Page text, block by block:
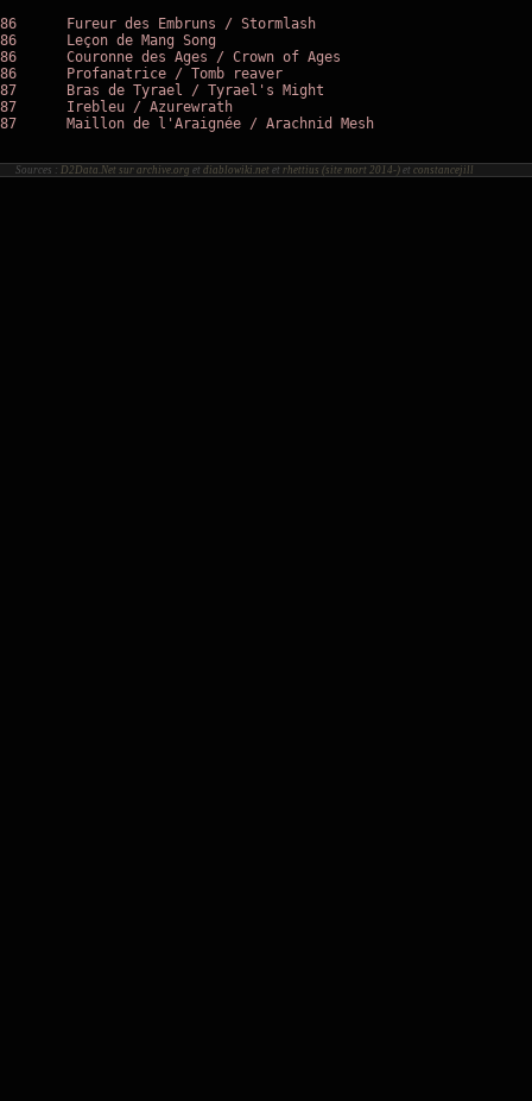
86	Fureur des Embruns / Stormlash
86	Leçon de Mang Song
86	Couronne des Ages / Crown of Ages
86	Profanatrice / Tomb reaver
87	Bras de Tyrael / Tyrael's Might
87	Irebleu / Azurewrath
87	Maillon de l'Araignée / Arachnid Mesh
Sources : D2Data.Net sur archive.org et diablowiki.net et rhettius (site mort 2014-) et constancejill